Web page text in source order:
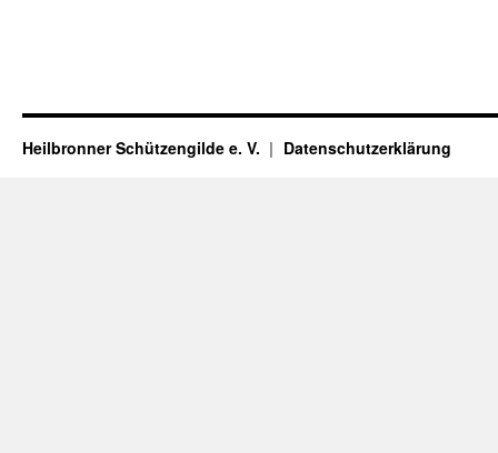
Heilbronner Schützengilde e. V. Datenschutzerklärung